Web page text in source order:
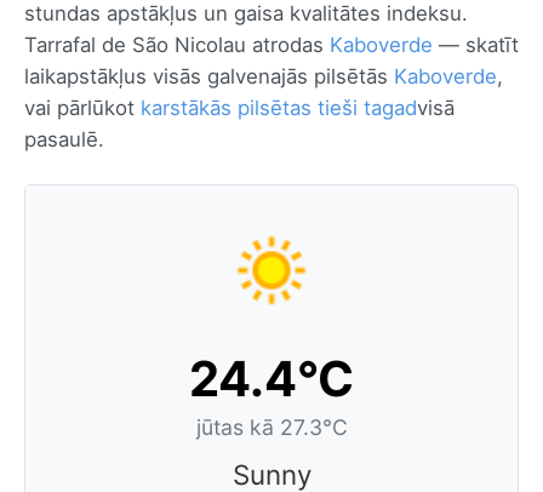
stundas apstākļus un gaisa kvalitātes indeksu.
Tarrafal de São Nicolau atrodas Kaboverde — skatīt
laikapstākļus visās galvenajās pilsētās Kaboverde,
vai pārlūkot karstākās pilsētas tieši tagadvisā
pasaulē.
24.4°C
jūtas kā 27.3°C
Sunny